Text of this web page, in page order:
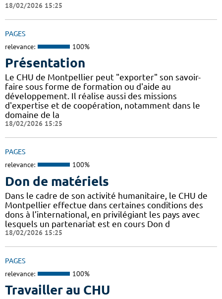
18/02/2026 15:25
PAGES
relevance: 100%
Présentation
Le CHU de Montpellier peut "exporter" son savoir-
faire sous forme de formation ou d'aide au
développement. Il réalise aussi des missions
d'expertise et de coopération, notamment dans le
domaine de la
18/02/2026 15:25
PAGES
relevance: 100%
Don de matériels
Dans le cadre de son activité humanitaire, le CHU de
Montpellier effectue dans certaines conditions des
dons à l’international, en privilégiant les pays avec
lesquels un partenariat est en cours Don d
18/02/2026 15:25
PAGES
relevance: 100%
Travailler au CHU